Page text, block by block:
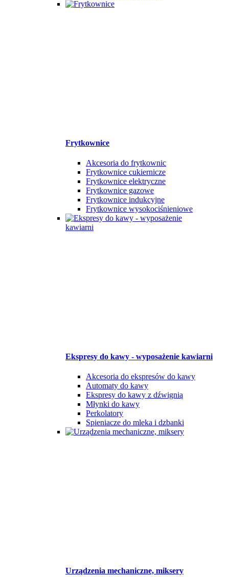
Frytkownice
Akcesoria do frytkownic
Frytkownice cukiernicze
Frytkownice elektryczne
Frytkownice gazowe
Frytkownice indukcyjne
Frytkownice wysokociśnieniowe
Ekspresy do kawy - wyposażenie kawiarni
Akcesoria do ekspresów do kawy
Automaty do kawy
Ekspresy do kawy z dźwignią
Młynki do kawy
Perkolatory
Spieniacze do mleka i dzbanki
Urządzenia mechaniczne, miksery